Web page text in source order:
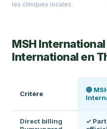
les cliniques locales.
MSH
International en
Critère
🔵
Direct billing
✓